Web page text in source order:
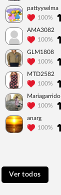
pattyyselma
100%
AMA3082
100%
GLM1808
100%
MTD2582
100%
Mariagarrido
100%
anarg
100%
Ver todos